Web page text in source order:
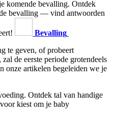
komende bevalling. Ontdek
bevalling — vind antwoorden
Bevalling
te geven, of probeert
de eerste periode grotendeels
onze artikelen begeleiden we je
Ontdek tal van handige
kiest om je baby